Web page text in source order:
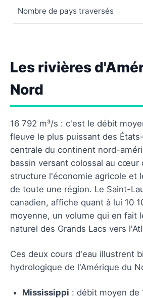
Nombre de pays traversés
Les rivières
Nord
16 792 m³/s : c'est le débit
fleuve le plus puissant des
centrale du continent nord-
bassin versant colossal au cœur
structure l'économie agricole et
de toute une région. Le Saint-
canadien, affiche quant à lui 10
moyenne, un volume qui en fait
naturel des Grands Lacs vers
Ces deux cours d'eau illustrent
hydrologique de l'Amérique du
Mississippi : débit moyen de